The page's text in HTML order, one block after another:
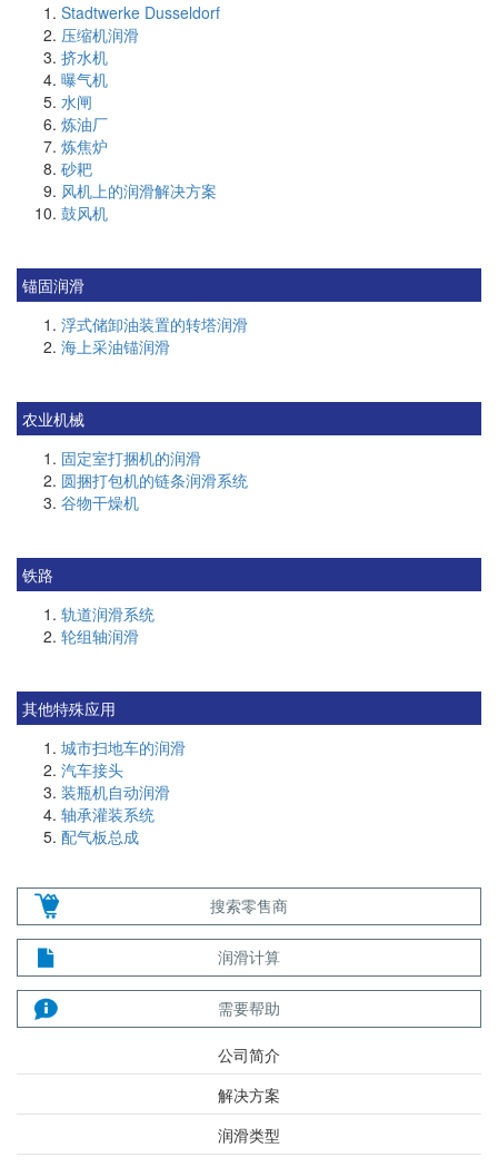
Stadtwerke Dusseldorf
压缩机润滑
挤水机
曝气机
水闸
炼油厂
炼焦炉
砂耙
风机上的润滑解决方案
鼓风机
锚固润滑
浮式储卸油装置的转塔润滑
海上采油锚润滑
农业机械
固定室打捆机的润滑
圆捆打包机的链条润滑系统
谷物干燥机
铁路
轨道润滑系统
轮组轴润滑
其他特殊应用
城市扫地车的润滑
汽车接头
装瓶机自动润滑
轴承灌装系统
配气板总成
搜索零售商
润滑计算
需要帮助
公司简介
解决方案
润滑类型